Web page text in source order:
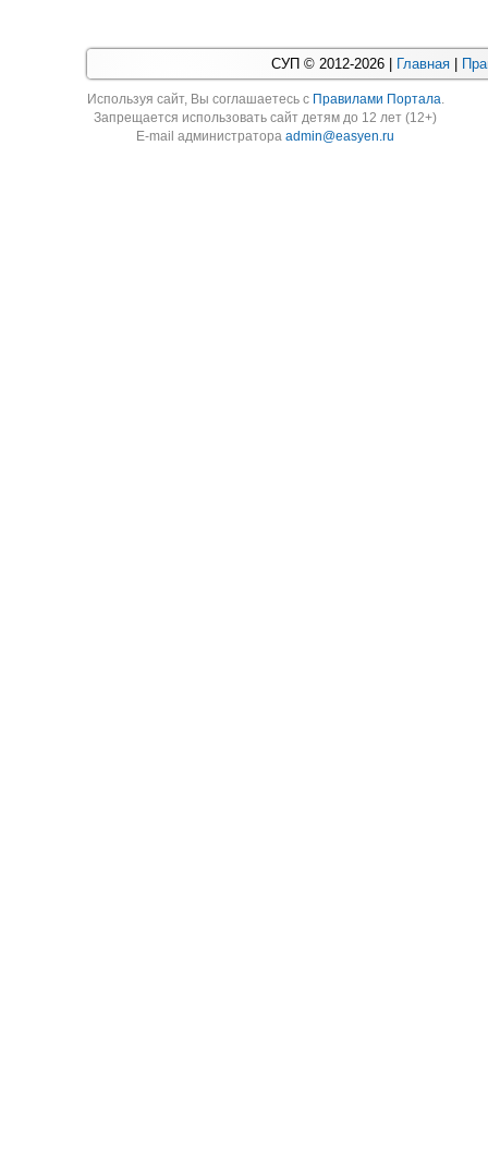
СУП © 2012-2026 | Главная
Используя cайт, Вы соглашаетесь с Правилами Портала.
Запрещается использовать сайт детям до 12 лет (12+)
E-mail администратораadmin@easyen.ru